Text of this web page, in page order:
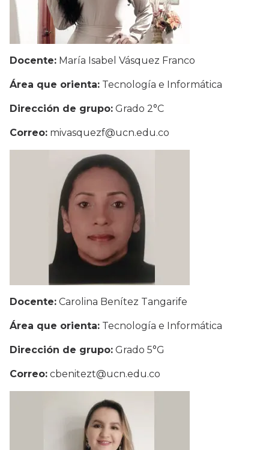
Docente: María Isabel Vásquez Franco
Área que orienta: Tecnología e Informática
Dirección de grupo: Grado 2°C
Correo: mivasquezf@ucn.edu.co
Docente: Carolina Benítez Tangarife
Área que orienta: Tecnología e Informática
Dirección de grupo: Grado 5°G
Correo: cbenitezt@ucn.edu.co